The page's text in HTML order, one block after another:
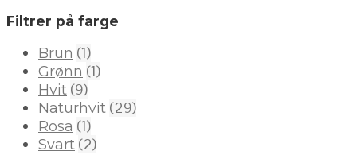
Filtrer på farge
Brun (1)
Grønn (1)
Hvit (9)
Naturhvit (29)
Rosa (1)
Svart (2)